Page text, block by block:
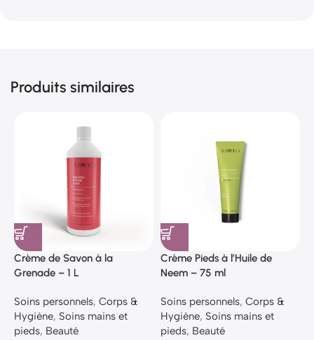
Produits similaires
Crème de Savon à la
Grenade – 1 L
Soins personnels, Corps &
Hygiène, Soins mains et
pieds, Beauté
Crème Pieds à l’Huile de
Neem – 75 ml
Soins personnels, Corps &
Hygiène, Soins mains et
pieds, Beauté